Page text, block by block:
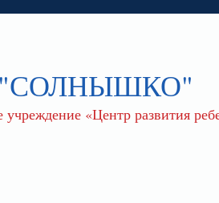
"СОЛНЫШКО"
«Центр развития